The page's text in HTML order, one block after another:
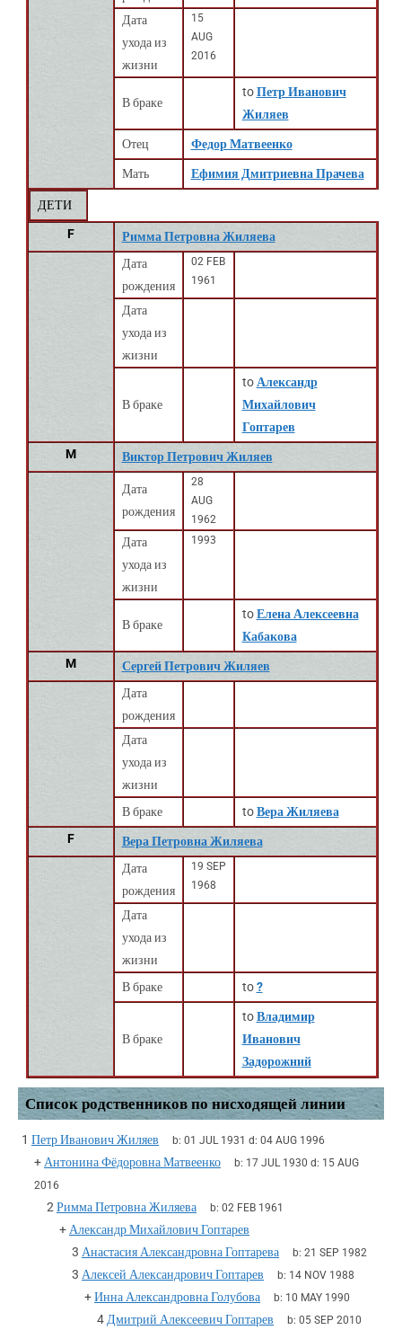
Дата
ухода из
жизни
15
AUG
2016
В браке
toПетр Иванович
Жиляев
Отец Федор Матвеенко
Мать Ефимия Дмитриевна Прачева
ДЕТИ
F
Римма Петровна Жиляева
Дата
рождения
02 FEB
1961
Дата
ухода из
жизни
В браке
to Александр
Михайлович
Гоптарев
M
Виктор Петрович Жиляев
Дата
рождения
28
AUG
1962
Дата
ухода из
жизни
1993
В браке
toЕлена Алексеевна
Кабакова
M
Сергей Петрович Жиляев
Дата
рождения
Дата
ухода из
жизни
В браке
toВера Жиляева
F
Вера Петровна Жиляева
Дата
рождения
19 SEP
1968
Дата
ухода из
жизни
В браке
to?
В браке
toВладимир
Иванович
Задорожний
Список родственников по нисходящей линии
1 Петр Иванович Жиляев b: 01 JUL 1931 d: 04 AUG 1996
+ Антонина Фёдоровна Матвеенко b: 17 JUL 1930 d: 15 AUG
2016
2 Римма Петровна Жиляева b: 02 FEB 1961
+ Александр Михайлович Гоптарев
3 Анастасия Александровна Гоптарева b: 21 SEP 1982
3 Алексей Александрович Гоптарев b: 14 NOV 1988
+Инна Александровна Голубова b: 10 MAY 1990
4 Дмитрий Алексеевич Гоптарев b: 05 SEP 2010